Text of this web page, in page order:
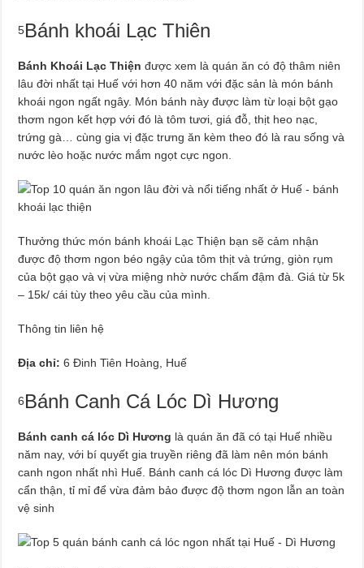
5Bánh khoái Lạc Thiên
Bánh Khoái Lạc Thiện được xem là quán ăn có độ thâm niên
lâu đời nhất tại Huế với hơn 40 năm với đặc sản là món bánh
khoái ngon ngất ngây. Món bánh này được làm từ loại bột gạo
thơm ngon kết hợp với đó là tôm tươi, giá đỗ, thịt heo nạc,
trứng gà… cùng gia vị đặc trưng ăn kèm theo đó là rau sống và
nước lèo hoặc nước mắm ngọt cực ngon.
Thưởng thức món bánh khoái Lạc Thiện bạn sẽ cảm nhận
được độ thơm ngon béo ngậy của tôm thịt và trứng, giòn rụm
của bột gạo và vị vừa miệng nhờ nước chấm đậm đà. Giá từ 5k
– 15k/ cái tùy theo yêu cầu của mình.
Thông tin liên hệ
Địa chỉ: 6 Đinh Tiên Hoàng, Huế
6Bánh Canh Cá Lóc Dì Hương
Bánh canh cá lóc Dì Hương là quán ăn đã có tại Huế nhiều
năm nay, với bí quyết gia truyền riêng đã làm nên món bánh
canh ngon nhất nhì Huế. Bánh canh cá lóc Dì Hương được làm
cẩn thận, tỉ mỉ để vừa đảm bảo được độ thơm ngon lẫn an toàn
vệ sinh